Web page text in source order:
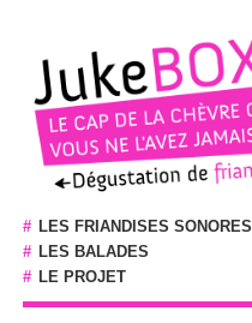
# LES FRIANDISES SONORES
# LES BALADES
# LE PROJET